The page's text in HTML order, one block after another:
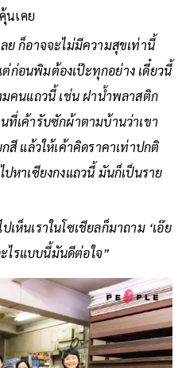
นเคย
ย ก็อาจจะไม่มีความสุขเท่านี้
ก่อนพิมต้องเป๊ะทุกอย่าง เดี๋ยวนี้
มคนแถวนี้ เช่น ฝาน้ำพลาสติก
ที่เค้ารับซักผ้าตามบ้านว่าเขา
สี แล้วให้เค้าคิดราคาเท่าปกติ
ปหาเซียงกงแถวนี้ มันก็เป็นราย
ห็นเราในโซเชียลก็มาถาม ‘เอ๊ย
ไรแบบนี้มันดีต่อใจ”